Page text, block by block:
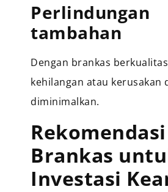
Perlindungan
tambahan
Dengan brankas
kehilangan atau kerusakan
diminimalkan.
Rekomendasi
Brankas
Investasi